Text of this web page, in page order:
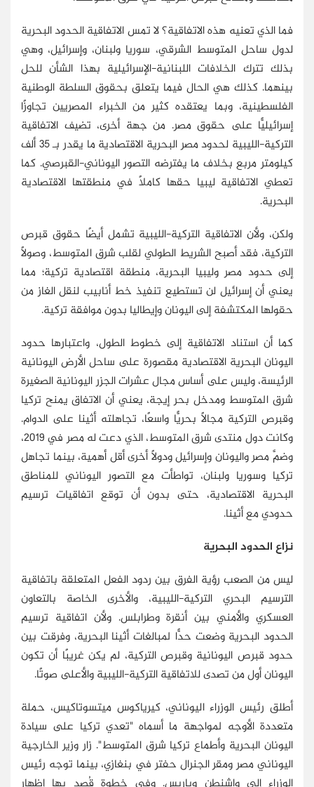
فما الذي تعنيه هذه الاتفاقية؟ لا تمس الاتفاقية الحدود البحرية
لدول ساحل المتوسط الشرقي، سوريا ولبنان، وإسرائيل، وهي
بذلك تترك الخلافات اللبنانية-الإسرائيلية بهذا الشأن للحل
بينهما. كذلك هي الحال فيما يتعلق بحقوق السلطة الوطنية
الفلسطينية، وبما يعتقده كثير من الخبراء المصريين تجاوزًا
إسرائيليًّا على حقوق مصر. من جهة أخرى، تضيف الاتفاقية
التركية-الليبية لحدود مصر البحرية الاقتصادية ما يقدر بـ 35 ألف
كيلومتر مربع بخلاف ما يفترضه التصور اليوناني-القبرصي. كما
تعطي الاتفاقية ليبيا حقها كاملًا في منطقتها الاقتصادية
البحرية.
ولكن، ولأن الاتفاقية التركية-الليبية تشمل أيضًا حقوق قبرص
التركية، فقد أصبح الشريط الطولي لقلب شرق المتوسط، وصولًا
إلى حدود مصر وليبيا البحرية، منطقة اقتصادية تركية؛ مما
يعني أن إسرائيل لن تستطيع تنفيذ خط أنابيب لنقل الغاز من
حقولها المكتشفة إلى اليونان وإيطاليا بدون موافقة تركية.
كما أن استناد الاتفاقية إلى خطوط الطول، واعتبارها حدود
اليونان البحرية الاقتصادية مقصورة على ساحل الأرض اليونانية
الرئيسة، وليس على أساس مجال عشرات الجزر اليونانية الصغيرة
شرق المتوسط ومدخل بحر إيجة، يعني أن الاتفاق يمنح تركيا
وقبرص التركية مجالًا بحريًّا واسعًا، تجاهلته أثينا على الدوام.
وكانت دول منتدى شرق المتوسط، الذي دعت له مصر في 2019،
وضمَّ مصر واليونان وإسرائيل ودولًا أخرى أقل أهمية، بينما تجاهل
تركيا وسوريا ولبنان، تواطأت مع التصور اليوناني للمناطق
البحرية الاقتصادية، حتى بدون أن توقع اتفاقيات ترسيم
حدودي مع أثينا.
نزاع الحدود البحرية
ليس من الصعب رؤية الفرق بين ردود الفعل المتعلقة باتفاقية
الترسيم البحري التركية-الليبية، والأخرى الخاصة بالتعاون
العسكري والأمني بين أنقرة وطرابلس. ولأن اتفاقية ترسيم
الحدود البحرية وضعت حدًّا لمبالغات أثينا البحرية، وفرقت بين
حدود قبرص اليونانية وقبرص التركية، لم يكن غريبًا أن تكون
اليونان أول من تصدى للاتفاقية التركية-الليبية والأعلى صوتًا.
أطلق رئيس الوزراء اليوناني، كيرياكوس ميتسوتاكيس، حملة
متعددة الأوجه لمواجهة ما أسماه "تعدي تركيا على سيادة
اليونان البحرية وأطماع تركيا شرق المتوسط". زار وزير الخارجية
اليوناني مصر ومقر الجنرال حفتر في بنغازي، بينما توجه رئيس